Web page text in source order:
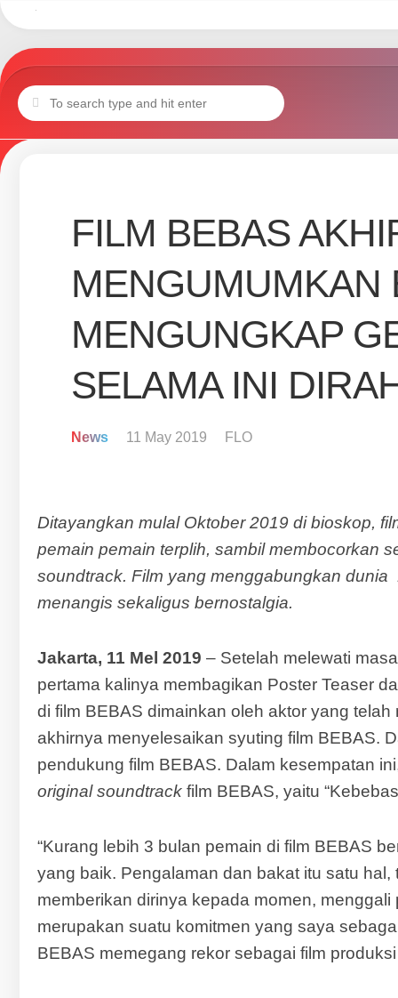
Skip
content
FILM BEBAS
MENGUMUMKAN
MENGUNGKAP
SELAMA INI
News 11 May 2019 FLO
Ditayangkan mulal Oktober 2019 di bioskop,
pemain pemain terplih, sambil membocorkan
soundtrack. Film yang menggabungkan dunia
menangis sekaligus bernostalgia.
Jakarta, 11 Mel 2019 – Setelah melewati
pertama kalinya membagikan Poster Teaser
di film BEBAS dimainkan oleh aktor yang
akhirnya menyelesaikan syuting film BEBAS.
pendukung film BEBAS. Dalam kesempatan
original soundtrack film BEBAS, yaitu
“Kurang lebih 3 bulan pemain di film BEBAS
yang baik. Pengalaman dan bakat itu satu
memberikan dirinya kepada momen,
merupakan suatu komitmen yang saya
BEBAS memegang rekor sebagai film